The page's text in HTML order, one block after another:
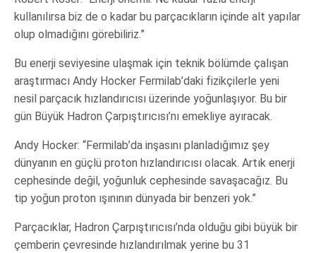
kullanılırsa biz de o kadar bu parçacıkların içinde alt yapılar
olup olmadığını görebiliriz.”
Bu enerji seviyesine ulaşmak için teknik bölümde çalışan
araştırmacı Andy Hocker Fermilab’daki fizikçilerle yeni
nesil parçacık hızlandırıcısı üzerinde yoğunlaşıyor. Bu bir
gün Büyük Hadron Çarpıştırıcısı’nı emekliye ayıracak.
Andy Hocker: “Fermilab’da inşasını planladığımız şey
dünyanın en güçlü proton hızlandırıcısı olacak. Artık enerji
cephesinde değil, yoğunluk cephesinde savaşacağız. Bu
tip yoğun proton ışınının dünyada bir benzeri yok.”
Parçacıklar, Hadron Çarpıştırıcısı’nda olduğu gibi büyük bir
çemberin çevresinde hızlandırılmak yerine bu 31